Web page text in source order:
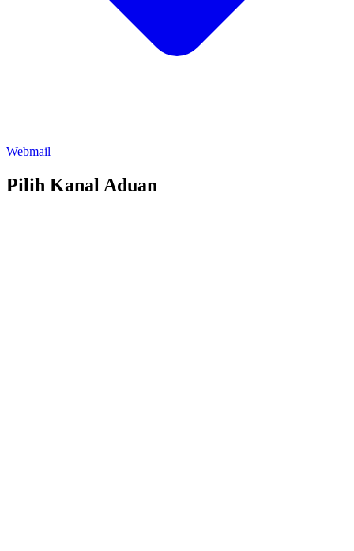
Webmail
Pilih Kanal Aduan